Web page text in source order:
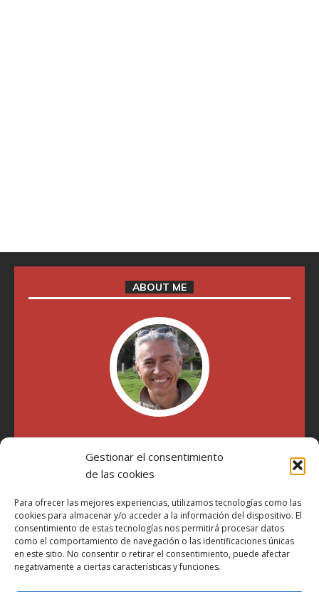
Gestionar el consentimiento
de las cookies
Para ofrecer las mejores experiencias, utilizamos tecnologías como las
cookies para almacenar y/o acceder a la información del dispositivo. El
consentimiento de estas tecnologías nos permitirá procesar datos
como el comportamiento de navegación o las identificaciones únicas
en este sitio. No consentir o retirar el consentimiento, puede afectar
negativamente a ciertas características y funciones.
ABOUT ME
"Soy Manel Hospido, nací en Valencia en 1969 y desde el
año 2007 he escrito sobre motos en distintos medios.
Millatrece.com es una apuesta por escribir sobre lo que me
participa"
Aviso Legal
Política de Privacidad